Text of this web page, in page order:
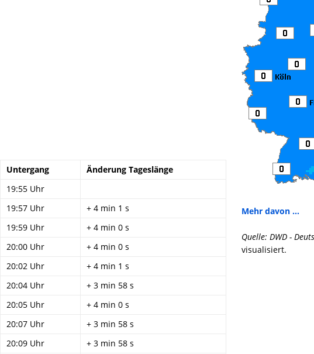
Untergang
Änderung Tageslänge
19:55 Uhr
19:57 Uhr
+ 4 min 1 s
19:59 Uhr
+ 4 min 0 s
20:00 Uhr
+ 4 min 0 s
20:02 Uhr
+ 4 min 1 s
20:04 Uhr
+ 3 min 58 s
20:05 Uhr
+ 4 min 0 s
20:07 Uhr
+ 3 min 58 s
20:09 Uhr
+ 3 min 58 s
Mehr davon ...
Quelle: DWD -
visualisiert.